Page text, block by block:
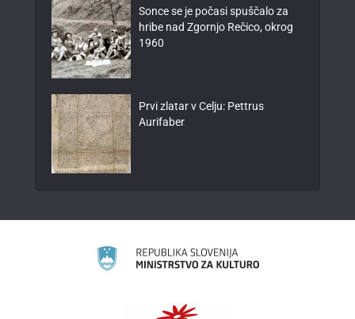
Sonce se je počasi spuščalo za
hribe nad Zgornjo Rečico, okrog
1960
Prvi zlatar v Celju: Pettrus
Aurifaber